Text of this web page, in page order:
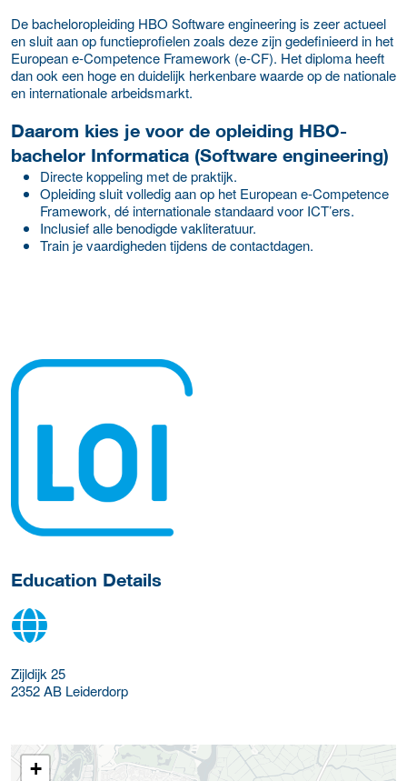
De bacheloropleiding HBO Software engineering is zeer actueel
en sluit aan op functieprofielen zoals deze zijn gedefinieerd in het
European e-Competence Framework (e-CF). Het diploma heeft
dan ook een hoge en duidelijk herkenbare waarde op de nationale
en internationale arbeidsmarkt.
Daarom kies je voor de opleiding HBO-
bachelor Informatica (Software engineering)
Directe koppeling met de praktijk.
Opleiding sluit volledig aan op het European e-Competence
Framework, dé internationale standaard voor ICT’ers.
Inclusief alle benodigde vakliteratuur.
Train je vaardigheden tijdens de contactdagen.
about this provider
Education Details
Zijldijk 25
2352 AB Leiderdorp
+